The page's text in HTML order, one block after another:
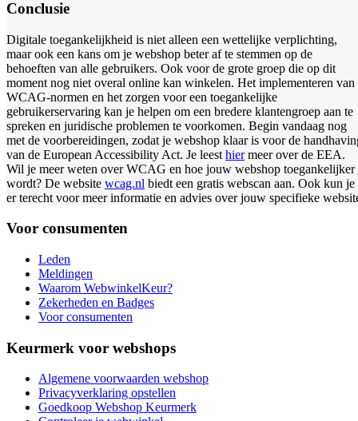
Conclusie
Digitale toegankelijkheid is niet alleen een wettelijke verplichting,
maar ook een kans om je webshop beter af te stemmen op de
behoeften van alle gebruikers. Ook voor de grote groep die op dit
moment nog niet overal online kan winkelen. Het implementeren van
WCAG-normen en het zorgen voor een toegankelijke
gebruikerservaring kan je helpen om een bredere klantengroep aan te
spreken en juridische problemen te voorkomen. Begin vandaag nog
met de voorbereidingen, zodat je webshop klaar is voor de
van de European Accessibility Act. Je leest hiermeer over de EEA.
Wil je meer weten over WCAG en hoe jouw webshop toegankelijker
wordt? De website wcag.nl biedt een gratis webscan aan. Ook kun je
er terecht voor meer informatie en advies over jouw specifieke
Voor consumenten
Leden
Meldingen
Waarom WebwinkelKeur?
Zekerheden en Badges
Voor consumenten
Keurmerk voor webshops
Algemene voorwaarden webshop
Privacyverklaring opstellen
Goedkoop Webshop Keurmerk